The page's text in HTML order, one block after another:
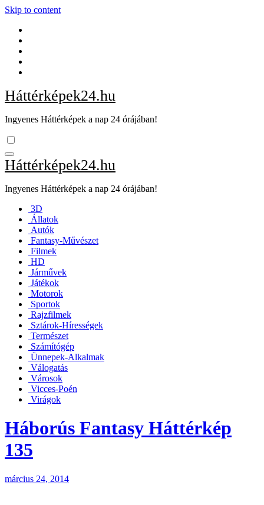
Skip to content
Háttérképek24.hu
Ingyenes Háttérképek a nap 24 órájában!
Háttérképek24.hu
Ingyenes Háttérképek a nap 24 órájában!
3D
Állatok
Autók
Fantasy-Művészet
Filmek
HD
Járművek
Játékok
Motorok
Sportok
Rajzfilmek
Sztárok-Hírességek
Természet
Számítógép
Ünnepek-Alkalmak
Válogatás
Városok
Vicces-Poén
Virágok
Háborús Fantasy Háttérkép
135
március 24, 2014